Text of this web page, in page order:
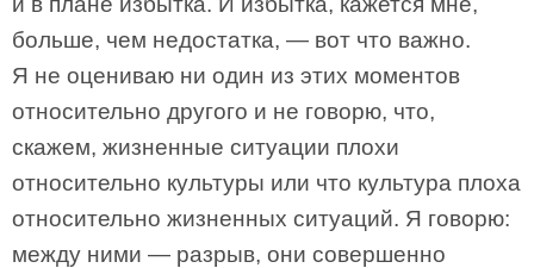
больше, чем недостатка, — вот что важно.
Я не оцениваю ни один из этих моментов
относительно другого и не говорю, что,
скажем, жизненные ситуации плохи
относительно культуры или что культура плоха
относительно жизненных ситуаций. Я говорю:
между ними — разрыв, они совершенно